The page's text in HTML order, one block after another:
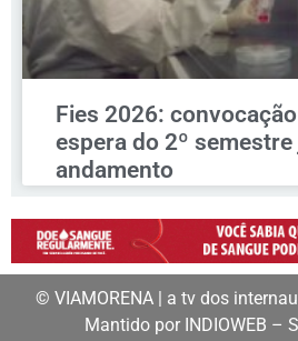
Fies 2026:
espera do 2º semestre
andamento
© VIAMORENA | a tv dos
Mantido por INDIOWEB –